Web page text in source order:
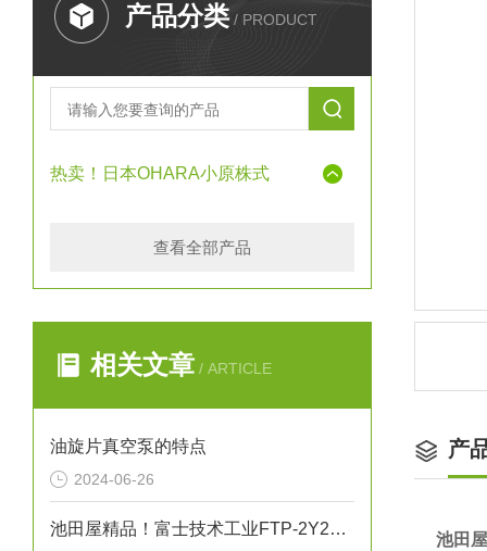
产品分类 / PRODUCT
热卖！日本OHARA小原株式
查看全部产品
相关文章 / ARTICLE
油旋片真空泵的特点
2024-06-26
池田屋精品！富士技术工业FTP-2Y200-208AM-VB齿轮泵技术参数
产
池田